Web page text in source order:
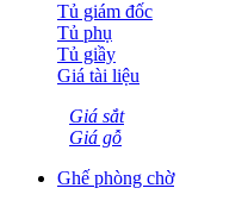
Tủ giám đốc
Tủ phụ
Tủ giầy
Giá tài liệu
Giá sắt
Giá gỗ
Ghế phòng chờ